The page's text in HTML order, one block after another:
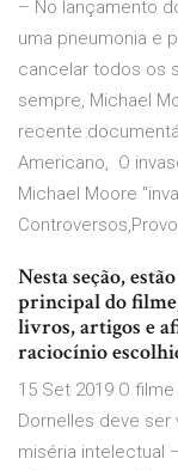
– No lançamento
uma pneumonia e
cancelar todos os
sempre, Michael
recente
Americano, O
Michael Moore
Nesta seção,
principal do
livros, artigos e
raciocínio
15 Set 2019 O
Dornelles deve
miséria intelectual